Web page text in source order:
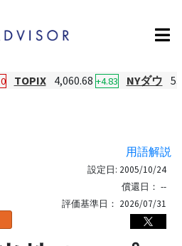
TOPIX 4,060.68 +4.83 NYダウ
用語解説
設定日: 2005/10/24
償還日： --
評価基準日： 2026/07/31